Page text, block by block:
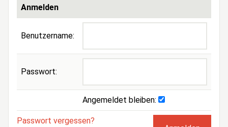
Anmelden
Benutzername:
Passwort:
Angemeldet bleiben:
Passwort vergessen?